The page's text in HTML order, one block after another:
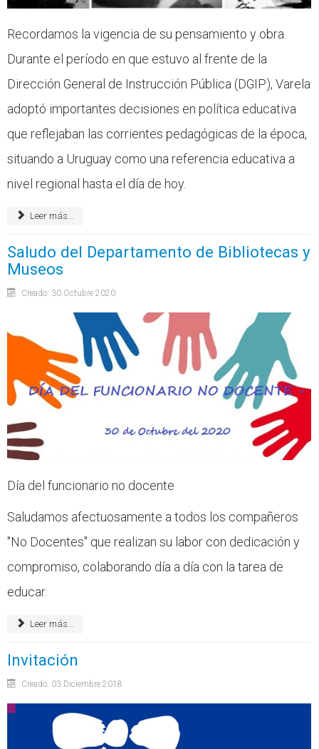
Recordamos la vigencia de su pensamiento y obra.
Durante el período en que estuvo al frente de la
Dirección General de Instrucción Pública (DGIP), Varela
adoptó importantes decisiones en política educativa
que reflejaban las corrientes pedagógicas de la época,
situando a Uruguay como una referencia educativa a
nivel regional hasta el día de hoy.
Leer más...
Saludo del Departamento de Bibliotecas y
Museos
Creado: 30 Octubre 2020
Día del funcionario no docente
Saludamos afectuosamente a todos los compañeros
"No Docentes" que realizan su labor con dedicación y
compromiso, colaborando día a día con la tarea de
educar.
Leer más...
Invitación
Creado: 03 Diciembre 2018